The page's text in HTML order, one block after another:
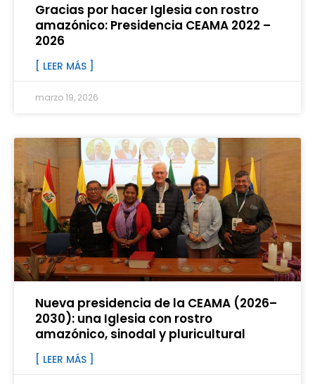
Gracias por hacer Iglesia con rostro
amazónico: Presidencia CEAMA 2022 –
2026
[ LEER MÁS ]
marzo 19, 2026
Nueva presidencia de la CEAMA (2026–
2030): una Iglesia con rostro
amazónico, sinodal y pluricultural
[ LEER MÁS ]